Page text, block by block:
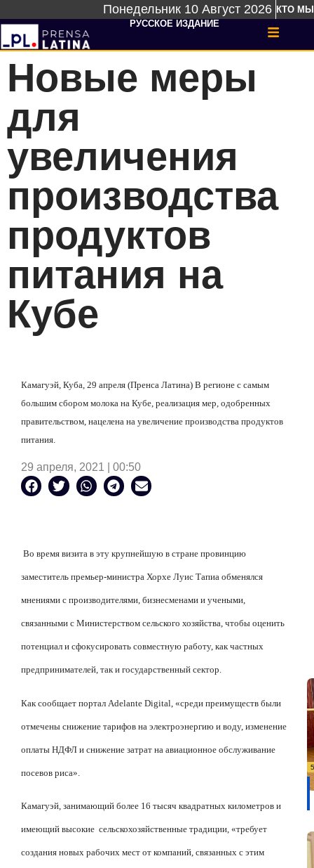
Понедельник 10 Август 2026 КТО МЫ
РУССКОЕ ИЗДАНИЕ
Новые меры
для
увеличения
производства
продуктов
питания на
Кубе
Камагуэй, Куба, 29 апреля (Пренса Латина) В регионе с самым
большим сбором молока на Кубе, реализация мер, одобренных
правительством, нацелена на увеличение производства продуктов
питания.
29 апреля, 2021 | 00:50
Во время визита в эту крупнейшую в стране провинцию
заместитель премьер-министра Хорхе Луис Тапиа обменялся
мнениями с производителями, бизнесменами и учеными,
связанными с Министерством сельского хозяйства, чтобы оценить
потенциал и сфокусировать совместную работу, как частных
предпринимателей, так и государственный сектор.
Как сообщает портал Adelante Digital, «среди преимуществ были
отмечены снижение тарифов на электроэнергию и воду, изменение
оплаты НДФЛ и снижение затрат на авиационное обслуживание
посевов риса».
Камагуэй, занимающий более 16 тысяч квадратных километров и
имеющий высокие сельскохозяйственные традиции, «требует
создания новых рабочих мест от компаний, связанных с этим